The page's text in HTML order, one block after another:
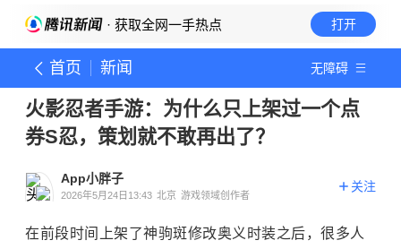
· 获取全网一手热点 打开
首页 新闻 无障碍
火影忍者手游：为什么只上架过一个点
券S忍，策划就不敢再出了？
App小胖子
2026年5月24日13:43 北京 游戏领域创作者
关注
在前段时间上架了神驹斑修改奥义时装之后，很多人